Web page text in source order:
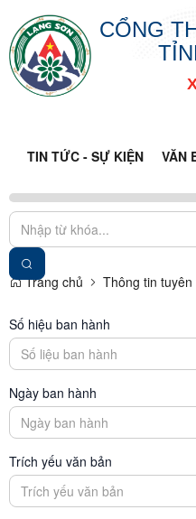
CỔNG
TIN TỨC - SỰ KIỆN VĂN
Trang chủ Thông tin tuyên
Số hiệu ban hành
Ngày ban hành
Trích yếu văn bản